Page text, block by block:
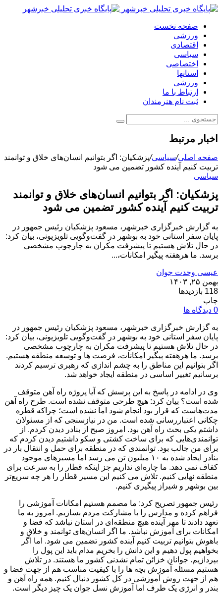
صفحه نخست
ورزشی
اقتصادی
سیاسی
اختصاصی
استانها
ورزشی
ارتباط با ما
ثبت نام هنرمندان
اخبار مرتبط
صفحه اصلی/سیاسی/پزشکیان: اگر بتوانیم انسان‌های خلاق و توانمند
تربیت کنیم آینده کشور تضمین می شود
سیاسی
پزشکیان: اگر بتوانیم انسان‌های خلاق و توانمند
تربیت کنیم آینده کشور تضمین می شود
به گزارش خبرگزاری خبرشهر، مسعود پزشکیان رئیس جمهور در
پایان سفر استانی خود به بوشهر در گفت‌وگویی تلویزیونی، بیان کرد:
در حال تلاش هستیم تا پیشرفت مکران به چارچوب مشخصی
برسد. ما هرهفته پیگیر امکانات،...
عیسی وحدت جوان
بهمن ۲۵, ۱۴۰۳
118 بازدیدها
چاپ
0 دیدگاه ها
به گزارش خبرگزاری خبرشهر، مسعود پزشکیان رئیس جمهور در
پایان سفر استانی خود به بوشهر در گفت‌وگویی تلویزیونی، بیان کرد:
در حال تلاش هستیم تا پیشرفت مکران به چارچوب مشخصی
برسد. ما هرهفته پیگیر امکانات، فرصت ها و توسعه منطقه هستیم.
اگر بتوانیم این مناطق را به چشم اندازی که رهبری ترسیم کردند
برسانیم تغییر اساسی در منطقه ایجاد خواهد شد.
وی در ادامه در پاسخ به این پرسش که آیا پروژه راه آهن متوقف
شده است؟ بیان کرد: هیچ طرحی متوقف نشده است. طرح راه آهن
مدت‌هاست که قرار بود انجام شود اما نشده است؛ چراکه قطره
چکانی اعتباررسانی شده است. من در نیازسنجی که از مسئولان
داشتم یکی بحث راه آهن بود. امروز صبح از بنادر دیدن کردم. از
توانمندی‌هایی که برای ساخت کشتی و سکو داشتیم دیدن کردم که
برای من جالب بود. توانمندی که در منطقه برای حمل و انتقال بار در
بنادر ایجاد شده به ۱۰ میلیون تن می رسد اما مسیرهای موجود
کفاف نمی دهد. ما چاره‌ای نداریم جز اینکه قطار را به سرعت برای
منطقه نهایی کنیم. تلاش می کنیم این مسیر قطار را هر چه سریع‌تر
بین بوشهر و شیراز پیگیری کنیم.
رئیس جمهور تصریح کرد: ما مصمم هستیم امکانات آموزشی را
فراهم کرده و مدارس را با مشارکت مردم بسازیم. امروز به ما
تعهد دادند تا مهر آینده هیچ منطقه‌ای در استان نباشد که فضا و
امکانات برای آموزش نباشد. ما اگر انسان‌های توانمند و خلاق و
باهوش بتوانیم تربیت کنیم آینده کشور تضمین می شود. اما اگر
بخواهیم پول دهیم و این دانش را بخریم مدام باید این پول را
بپردازیم. جوانان خزائن تمام نشدنی کشور ما هستند. در تلاش
هستیم مسئله آموزش بچه ها را با کیفیت مناسب هم از جهت فضا و
هم از جهت روش آموزشی در کل کشور دنبال کنیم. همه راه آهن و
بندر و انرژی یک طرف اما آموزش نسل جوان یک چیز دیگر است.